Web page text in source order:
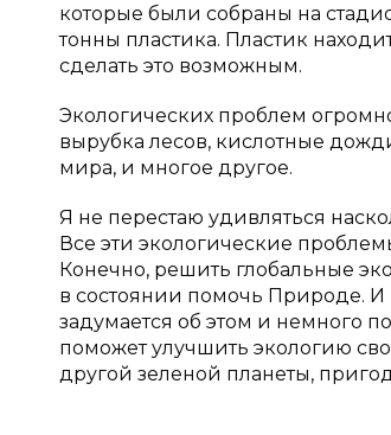
которые были собраны на
тонны пластика. Пластик
сделать это возможным.
Экологических проблем
вырубка лесов, кислотные
мира, и многое другое.
Я не перестаю удивляться
Все эти экологические
Конечно, решить глобальные
в состоянии помочь Природе.
задумается об этом и немного
поможет улучшить экологию
другой зеленой планеты,